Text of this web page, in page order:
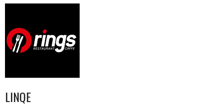
LINQE